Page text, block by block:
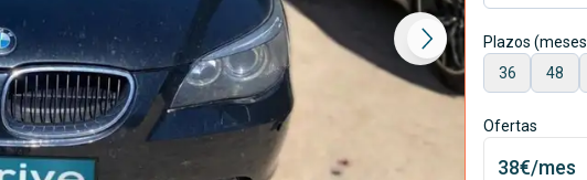
Plazos
36
48
Ofertas
38€/mes